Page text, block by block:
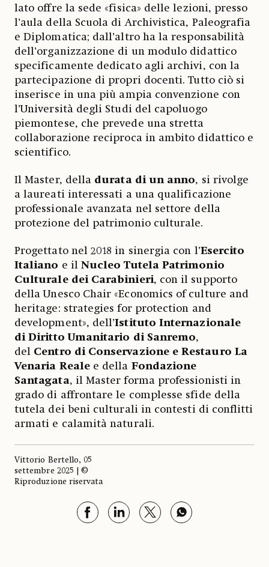
lato offre la sede «fisica» delle lezioni, presso
l’aula della Scuola di Archivistica, Paleografia
e Diplomatica; dall’altro ha la responsabilità
dell’organizzazione di un modulo didattico
specificamente dedicato agli archivi, con la
partecipazione di propri docenti. Tutto ciò si
inserisce in una più ampia convenzione con
l’Università degli Studi del capoluogo
piemontese, che prevede una stretta
collaborazione reciproca in ambito didattico e
scientifico.
Il Master, della durata di un anno, si rivolge
a laureati interessati a una qualificazione
professionale avanzata nel settore della
protezione del patrimonio culturale.
Progettato nel 2018 in sinergia con l’Esercito
Italiano e il Nucleo Tutela Patrimonio
Culturale dei Carabinieri, con il supporto
della Unesco Chair «Economics of culture and
heritage: strategies for protection and
development», dell’Istituto Internazionale
di Diritto Umanitario di Sanremo,
del Centro di Conservazione e Restauro La
Venaria Realee della Fondazione
Santagata, il Master forma professionisti in
grado di affrontare le complesse sfide della
tutela dei beni culturali in contesti di conflitti
armati e calamità naturali.
Vittorio Bertello, 05
settembre 2025 | ©
Riproduzione riservata